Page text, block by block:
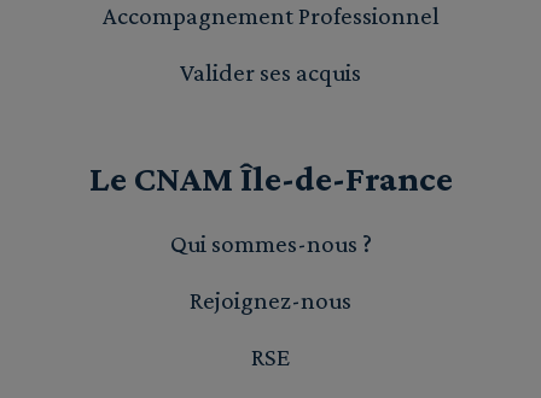
Accompagnement Professionnel
Valider ses acquis
Le CNAM Île-de-France
Qui sommes-nous ?
Rejoignez-nous
RSE